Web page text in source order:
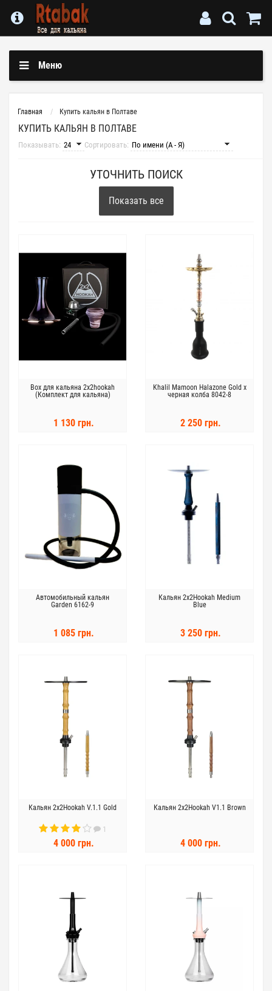
Меню
Главная Купить кальян в Полтаве
КУПИТЬ КАЛЬЯН В ПОЛТАВЕ
Показывать: Сортировать:
УТОЧНИТЬ ПОИСК
Показать все
Box для кальяна 2x2hookah
(Комплект для кальяна)
1 130 грн.
Khalil Mamoon Halazone Gold x
черная колба 8042-8
2 250 грн.
Автомобильный кальян
Garden 6162-9
1 085 грн.
Кальян 2x2Hookah Medium
Blue
3 250 грн.
Кальян 2x2Hookah V.1.1 Gold
1
4 000 грн.
Кальян 2x2Hookah V1.1 Brown
4 000 грн.